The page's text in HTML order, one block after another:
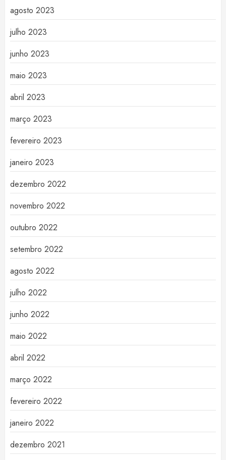
agosto 2023
julho 2023
junho 2023
maio 2023
abril 2023
março 2023
fevereiro 2023
janeiro 2023
dezembro 2022
novembro 2022
outubro 2022
setembro 2022
agosto 2022
julho 2022
junho 2022
maio 2022
abril 2022
março 2022
fevereiro 2022
janeiro 2022
dezembro 2021